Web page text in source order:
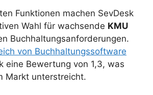
Funktionen machen SevDesk
Wahl für wachsende KMU
Buchhaltungsanforderungen.
von Buchhaltungssoftware
eine Bewertung von 1,3, was
Markt unterstreicht.